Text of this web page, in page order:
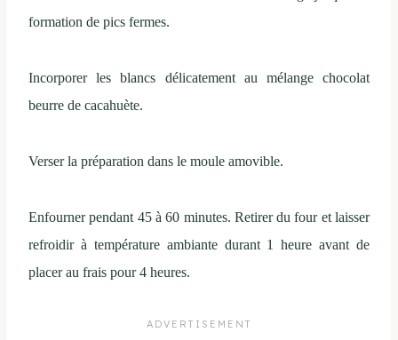
formation de pics fermes.
Incorporer les blancs délicatement au mélange chocolat
beurre de cacahuète.
Verser la préparation dans le moule amovible.
Enfourner pendant 45 à 60 minutes. Retirer du four et laisser
refroidir à température ambiante durant 1 heure avant de
placer au frais pour 4 heures.